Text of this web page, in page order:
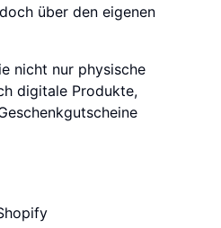
über den eigenen
nicht nur physische
digitale Produkte,